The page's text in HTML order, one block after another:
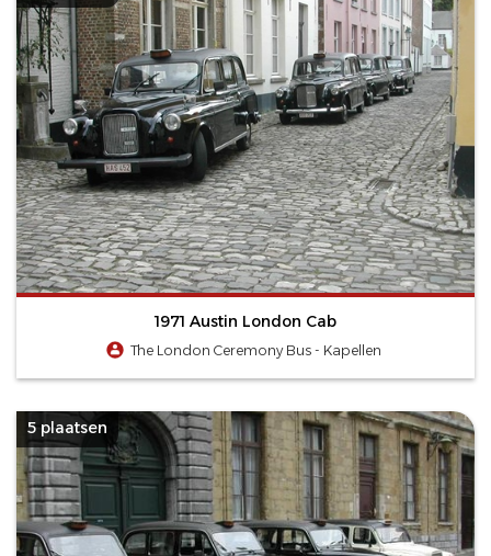
1971 Austin London Cab
The London Ceremony Bus - Kapellen
5 plaatsen